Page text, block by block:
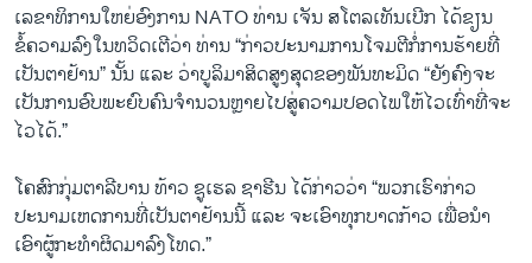
ເລຂາທິການໃຫຍ່ອົງການ NATO ທ່ານ ເຈັນ ສໂຕລເທັນເບີກ ໄດ້ຂຽນ
ຂໍ້ຄວາມລົງໃນທວິດເຕີວ່າ ທ່ານ “ກ່າວປະນາມການໂຈມຕີກໍ່ການຮ້າຍທີ່
ເປັນຕາຢ້ານ” ນັ້ນ ແລະ ວ່າບູລິມາສິດສູງສຸດຂອງພັນທະມິດ “ຍັງຄົງຈະ
ເປັນການອົບພະຍົບຄົນຈຳນວນຫຼາຍໄປສູ່ຄວາມປອດໄພໃຫ້ໄວເທົ່າທີ່ຈະ
ໄວໄດ້.”
ໂຄສົກກຸ່ມຕາລີບານ ທ້າວ ຊູເຮລ ຊາຮີນ ໄດ້ກ່າວວ່າ “ພວກເຮົາກ່າວ
ປະນາມເຫດການທີ່ເປັນຕາຢ້ານນີ້ ແລະ ຈະເອົາທຸກບາດກ້າວ ເພື່ອນຳ
ເອົາຜູ້ກະທຳຜິດມາລົງໂທດ.”